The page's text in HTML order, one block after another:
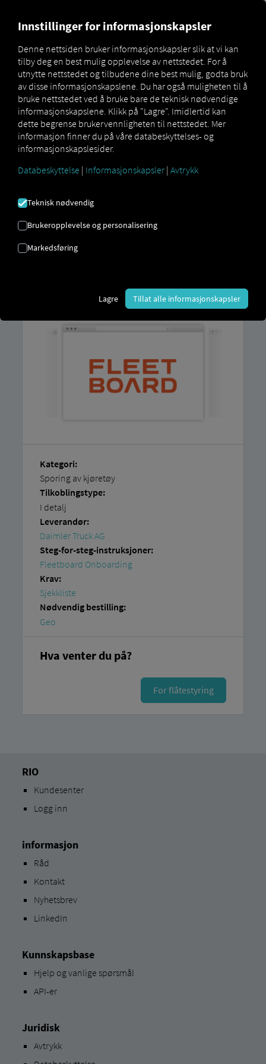
Marketplace Connectors Fleetboard Connect
FLEETBOARD KOBLE
TIL
Bruker du Fleetboard
sine tjenester? Koble
deretter de aktuelle kjøretøyene direkte til
RIO plattformen
enkelt kobler til kjøretøyene dine selv i
våre trinnvise instruksjoner.
Kategori:
Sporing av kjøretøy
Tilkoblingstype:
I detalj
Leverandør:
Daimler Truck AG
Steg-for-steg-instruksjoner:
Fleetboard Onboarding
Krav:
Sjekkliste
Nødvendig bestilling:
Geo
Hva venter du på?
For flåtestyring
RIO
Kundesenter
Logg inn
informasjon
Råd
Kontakt
Nyhetsbrev
LinkedIn
Kunnskapsbase
Hjelp og vanlige spørsmål
API-er
Juridisk
Avtrykk
Innstillinger for informasjonskapsler
Denne nettsiden bruker informasjonskapsler slik at vi kan
tilby deg en best mulig opplevelse av nettstedet. For å
utnytte nettstedet og tilbudene dine best mulig, godta bruk
av disse informasjonskapslene. Du har også muligheten til å
bruke nettstedet ved å bruke bare de teknisk nødvendige
informasjonskapslene. Klikk på "Lagre". Imidlertid kan
dette begrense brukervennligheten til nettstedet. Mer
informasjon finner du på våre databeskyttelses- og
informasjonskapslesider.
Databeskyttelse | Informasjonskapsler | Avtrykk
Teknisk nødvendig
Brukeropplevelse og personalisering
Markedsføring
Lagre Tillat alle informasjonskapsler